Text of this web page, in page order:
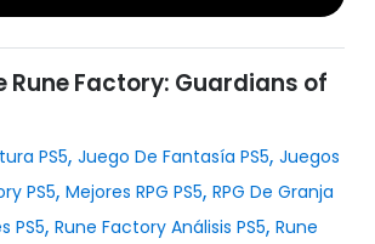
Rune Factory: Guardians of
PS5, Juego De Fantasía PS5, Juegos
PS5, Mejores RPG PS5, RPG De Granja
PS5, Rune Factory Análisis PS5, Rune